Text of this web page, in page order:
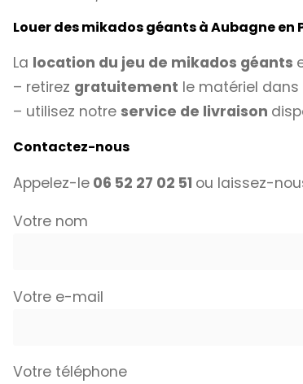
Louer des mikados géants à Aubagne en
La location du jeu de mikados géants
– retirez gratuitement le matériel
– utilisez notre service de livraison
Contactez-nous
Appelez-le 06 52 27 02 51 ou laissez-
Votre nom
Votre e-mail
Votre téléphone